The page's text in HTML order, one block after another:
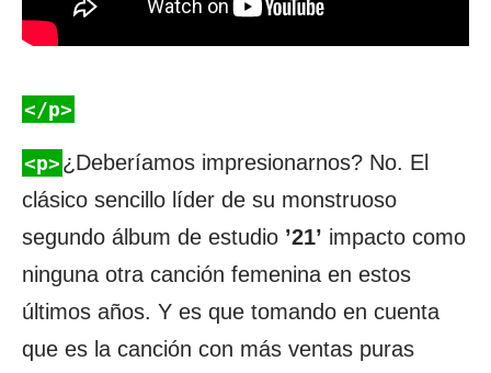
según
</p>
<p>¿Deberíamos impresionarnos? No. El
clásico sencillo líder de su monstruoso
segundo álbum de estudio ’21’ impacto como
ninguna otra canción femenina en estos
últimos años. Y es que tomando en cuenta
que es la canción con más ventas puras